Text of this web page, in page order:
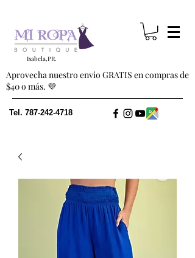
Isabela,PR.
Aprovecha nuestro envio GRATIS en compras de
$40 o más. 💜
Tel. 787-242-4718